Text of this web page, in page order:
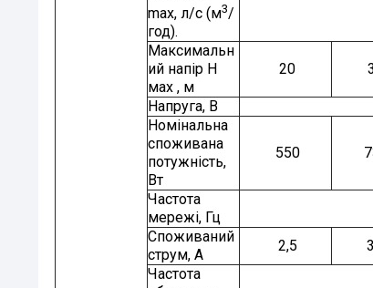
max, л/с (м3/
год).
Максимальн
ий напір H
мах , м
20
Напруга, В
Номінальна
споживана
потужність,
Вт
550
Частота
мережі, Гц
Споживаний
струм, А
2,5
Частота